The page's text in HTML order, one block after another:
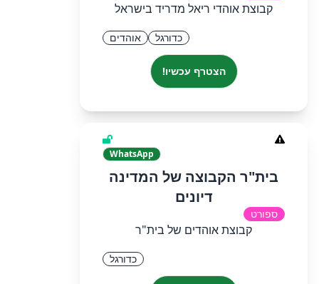
קבוצת אוהדי ריאל מדריד בישראל
כדורגל אוהדים
הצטרף עכשיו!
WhatsApp
בית"ר הקבוצה של המדינה
דיונים
ספורט
קבוצת אוהדים של בית"ר
כדורגל